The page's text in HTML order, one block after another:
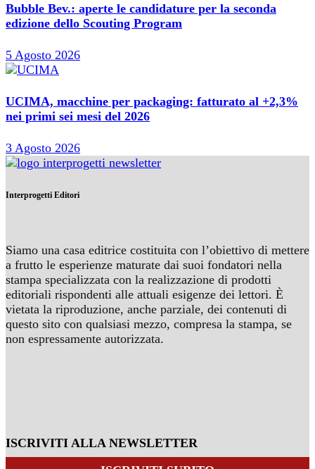
Bubble Bev.: aperte le candidature per la seconda
edizione dello Scouting Program
5 Agosto 2026
UCIMA, macchine per packaging: fatturato al +2,3%
nei primi sei mesi del 2026
3 Agosto 2026
Interprogetti Editori
Siamo una casa editrice costituita con l’obiettivo di mettere
a frutto le esperienze maturate dai suoi fondatori nella
stampa specializzata con la realizzazione di prodotti
editoriali rispondenti alle attuali esigenze dei lettori. È
vietata la riproduzione, anche parziale, dei contenuti di
questo sito con qualsiasi mezzo, compresa la stampa, se
non espressamente autorizzata.
ISCRIVITI ALLA NEWSLETTER